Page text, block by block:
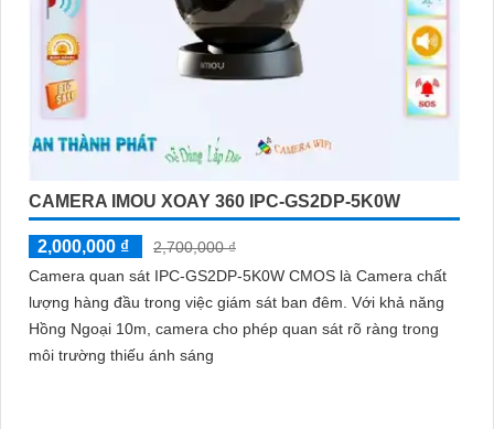
CAMERA IMOU XOAY 360 IPC-GS2DP-5K0W
2,000,000 ₫
2,700,000 ₫
Camera quan sát IPC-GS2DP-5K0W CMOS là Camera chất
lượng hàng đầu trong việc giám sát ban đêm. Với khả năng
Hồng Ngoại 10m, camera cho phép quan sát rõ ràng trong
môi trường thiếu ánh sáng